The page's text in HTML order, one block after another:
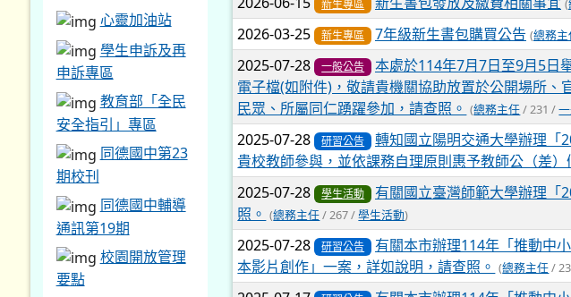
新生專區 (
2026-03-25 新生專區 7年級新生書包購買公告 (總務主
2025-07-28 一般公告
本處於114年7月7日至9月5日
電子檔(如附件)，敬請貴機關協助放置於公開場所
民眾、所屬同仁踴躍參加，請查照。 (總務主任/ 231 /
2025-07-28 研習公告
轉知國立陽明交通大學辦理「
貴校教師參與，並依課務自理原則惠予教師公（差）
2025-07-28 學生活動
有關國立臺灣師範大學辦理「
照。 (總務主任/ 267 /學生活動)
2025-07-28 研習公告
有關本市辦理114年「推動中
本影片創作」一案，詳如說明，請查照。 (總務主任/
心靈加油站
學生申訴及再
申訴專區
教育部「全民
安全指引」專區
同德國中第23
期校刊
同德國中輔導
通訊第19期
校園開放管理
要點